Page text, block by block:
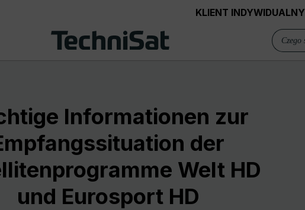
KLIENT INDYWIDUALNY
Informationen zur
der
Welt HD
und Eurosport HD